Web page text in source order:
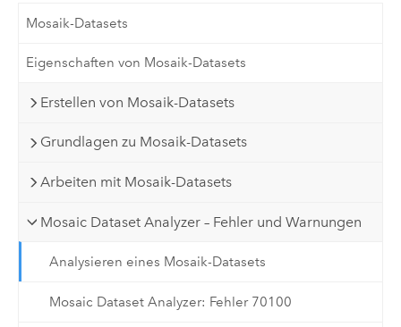
Mosaik-Datasets
Eigenschaften von Mosaik-Datasets
Erstellen von Mosaik-Datasets
Grundlagen zu Mosaik-Datasets
Arbeiten mit Mosaik-Datasets
Mosaic Dataset Analyzer – Fehler und Warnungen
Analysieren eines Mosaik-Datasets
Mosaic Dataset Analyzer: Fehler 70100